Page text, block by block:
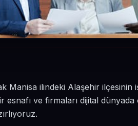
Manisa ilindeki Alaşehir ilçesinin
esnafı ve firmaları dijital